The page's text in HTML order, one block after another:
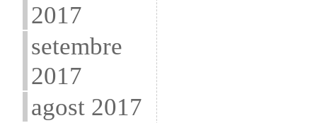
2017
setembre
2017
agost 2017